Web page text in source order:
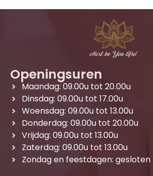
Openingsuren
Maandag: 09.00u tot 20.00u
Dinsdag: 09.00u tot 17.00u
Woensdag: 09.00u tot 13.00u
Donderdag: 09.00u tot 20.00u
Vrijdag: 09.00u tot 13.00u
Zaterdag: 09.00u tot 13.00u
Zondag en feestdagen: gesloten